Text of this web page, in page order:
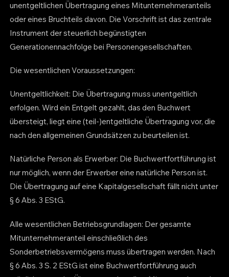
unentgeltlichen Übertragung eines Mitunternehmeranteils
oder eines Bruchteils davon. Die Vorschrift ist das zentrale
Instrument der steuerlich begünstigten
Generationennachfolge bei Personengesellschaften.
Die wesentlichen Voraussetzungen:
Unentgeltlichkeit: Die Übertragung muss unentgeltlich
erfolgen. Wird ein Entgelt gezahlt, das den Buchwert
übersteigt, liegt eine (teil-)entgeltliche Übertragung vor, die
nach den allgemeinen Grundsätzen zu beurteilen ist.
Natürliche Person als Erwerber: Die Buchwertfortführung ist
nur möglich, wenn der Erwerber eine natürliche Person ist.
Die Übertragung auf eine Kapitalgesellschaft fällt nicht unter
§ 6 Abs. 3 EStG.
Alle wesentlichen Betriebsgrundlagen: Der gesamte
Mitunternehmeranteil einschließlich des
Sonderbetriebsvermögens muss übertragen werden. Nach
§ 6 Abs. 3 S. 2 EStG ist eine Buchwertfortführung auch